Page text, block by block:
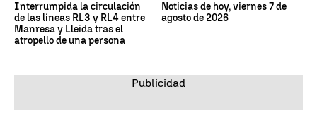
Interrumpida la circulación
de las líneas RL3 y RL4 entre
Manresa y Lleida tras el
atropello de una persona
Noticias de hoy, viernes 7 de
agosto de 2026